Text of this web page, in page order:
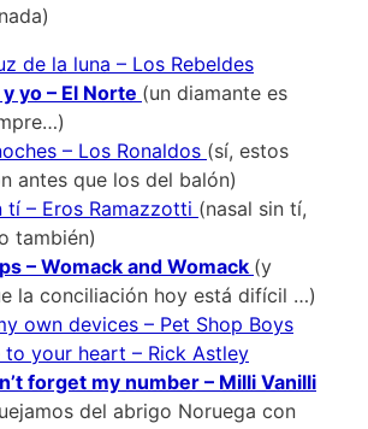
de la luna – Los Rebeldes
yo – El Norte (un diamante es
– Los Ronaldos (sí, estos
antes que los del balón)
tí – Eros Ramazzotti (nasal sin tí,
también)
– Womack and Womack (y
la conciliación hoy está difícil …)
own devices – Pet Shop Boys
to your heart – Rick Astley
forget my number – Milli Vanilli
del abrigo Noruega con